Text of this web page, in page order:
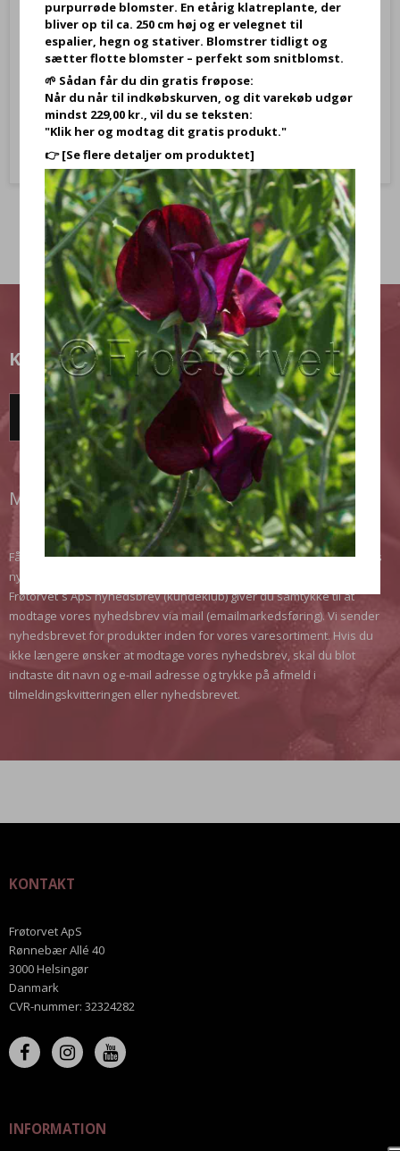
59,95 DKK
39,95 DKK
Vis produkt
KUNDEKLUB
TILMELD DIG HER!
MODTAG VORES NYHEDSBREV
Få de seneste nyheder, opnå rabatter, få gode tips. Meld dig til vores
nyhedsbrev, det er gratis og uforpligtende. Når du tilmelder dig
Frøtorvet´s ApS nyhedsbrev (kundeklub) giver du samtykke til at
modtage vores nyhedsbrev via mail (emailmarkedsføring). Vi sender
nyhedsbrevet for produkter inden for vores varesortiment. Hvis du
ikke længere ønsker at modtage vores nyhedsbrev, skal du blot
indtaste dit navn og e-mail adresse og trykke på afmeld i
tilmeldingskvitteringen eller nyhedsbrevet.
KONTAKT
Frøtorvet ApS
Rønnebær Allé 40
3000 Helsingør
Danmark
CVR-nummer: 32324282
INFORMATION
purpurrøde blomster. En etårig klatreplante, der
bliver op til ca. 250 cm høj og er velegnet til
espalier, hegn og stativer. Blomstrer tidligt og
sætter flotte blomster – perfekt som snitblomst.
🌱 Sådan får du din gratis frøpose:
Når du når til indkøbskurven, og dit varekøb udgør
mindst 229,00 kr., vil du se teksten:
"Klik her og modtag dit gratis produkt."
👉[Se flere detaljer om produktet]